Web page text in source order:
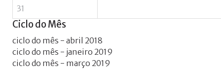
31
CiclodoMês
ciclo do mês - abril 2018
ciclo do mês - janeiro 2019
ciclo do mês - março 2019